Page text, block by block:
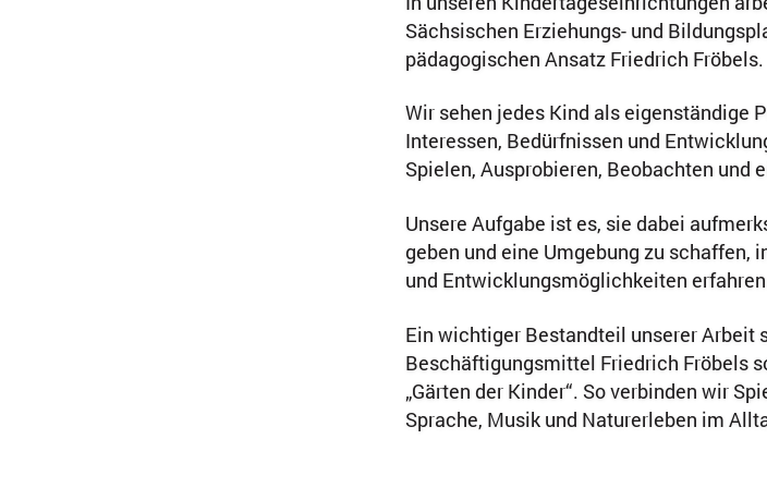
Sächsischen Erziehungs- und
pädagogischen Ansatz Friedrich Fröbels.
Wir sehen jedes Kind als eigenständige
Interessen, Bedürfnissen und
Spielen, Ausprobieren, Beobachten und
Unsere Aufgabe ist es, sie dabei
geben und eine Umgebung zu schaffen,
und Entwicklungsmöglichkeiten
Ein wichtiger Bestandteil unserer Arbeit
Beschäftigungsmittel Friedrich Fröbels
„Gärten der Kinder“. So verbinden wir
Sprache, Musik und Naturerleben im